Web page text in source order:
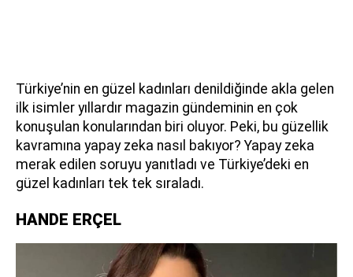
Türkiye’nin en güzel kadınları denildiğinde akla gelen
ilk isimler yıllardır magazin gündeminin en çok
konuşulan konularından biri oluyor. Peki, bu güzellik
kavramına yapay zeka nasıl bakıyor? Yapay zeka
merak edilen soruyu yanıtladı ve Türkiye’deki en
güzel kadınları tek tek sıraladı.
HANDE ERÇEL